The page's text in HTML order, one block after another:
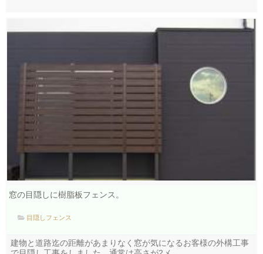
窓の目隠しに樹脂板フェンス。
目隠しフェンス
建物と道路迄の距離があまりなく窓が気になるお客様の外構工事